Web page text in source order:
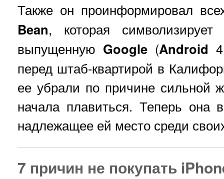
Также он проинформировал
Bean, которая
выпущенную Google(Android
перед штаб-квартирой в
ее убрали по причине сильной
начала плавиться. Теперь она
надлежащее ей место среди
7 причин не покупать